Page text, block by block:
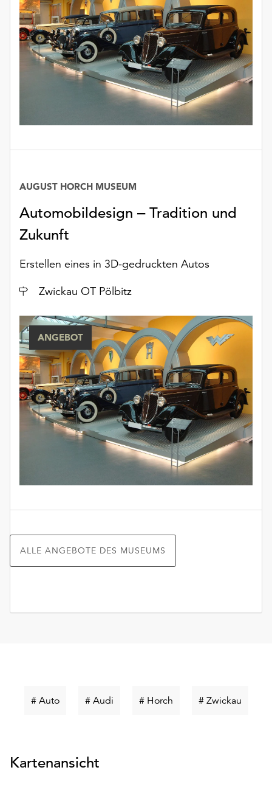
Automobildesign ‒ Tradition und
Zukunft
AUGUST HORCH MUSEUM
Erstellen eines in 3D-gedruckten Autos
Ort
Zwickau OT Pölbitz
ANGEBOT
ALLE ANGEBOTE DES MUSEUMS
# AutoSchlüsselwort
# AudiSchlüsselwort
# HorchSchlüsselwort
# Zwickau
Kartenansicht